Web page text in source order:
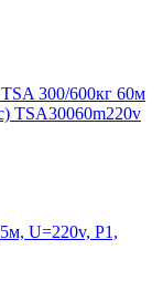
300/600кг 60м
TSA30060m220v